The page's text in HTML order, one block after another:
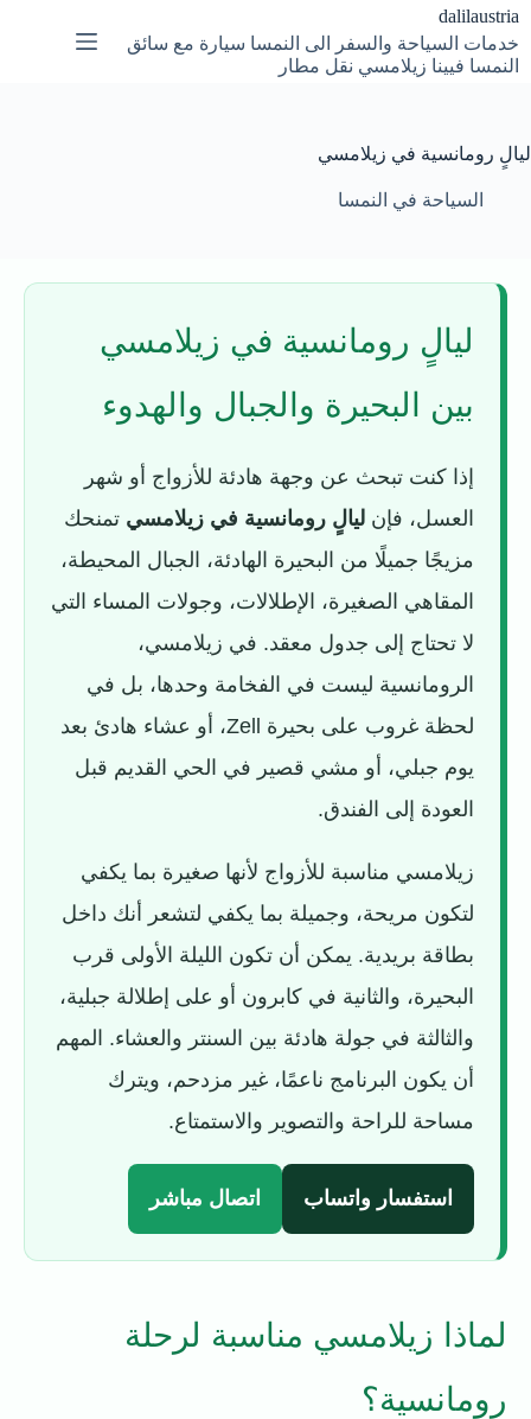
التجاوز
المحتوى
dalilaustria
خدمات السياحة والسفر الى النمسا سيارة مع سائق
النمسا فيينا زيلامسي نقل مطار
ليالٍ رومانسية في زيلامسي
السياحة في النمسا
ليالٍ رومانسية في زيلامسي
بين البحيرة والجبال والهدوء
إذا كنت تبحث عن وجهة هادئة للأزواج أو شهر
العسل، فإن ليالٍ رومانسية في زيلامسي تمنحك
مزيجًا جميلًا من البحيرة الهادئة، الجبال المحيطة،
المقاهي الصغيرة، الإطلالات، وجولات المساء التي
لا تحتاج إلى جدول معقد. في زيلامسي،
الرومانسية ليست في الفخامة وحدها، بل في
لحظة غروب على بحيرة Zell، أو عشاء هادئ بعد
يوم جبلي، أو مشي قصير في الحي القديم قبل
العودة إلى الفندق.
زيلامسي مناسبة للأزواج لأنها صغيرة بما يكفي
لتكون مريحة، وجميلة بما يكفي لتشعر أنك داخل
بطاقة بريدية. يمكن أن تكون الليلة الأولى قرب
البحيرة، والثانية في كابرون أو على إطلالة جبلية،
والثالثة في جولة هادئة بين السنتر والعشاء. المهم
أن يكون البرنامج ناعمًا، غير مزدحم، ويترك
مساحة للراحة والتصوير والاستمتاع.
استفسار واتساب اتصال مباشر
لماذا زيلامسي مناسبة لرحلة
رومانسية؟